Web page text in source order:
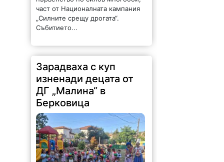
част от Националната кампания
„Силните срещу дрогата“.
Събитието...
Зарадваха с куп
изненади децата от
ДГ „Малина“ в
Берковица